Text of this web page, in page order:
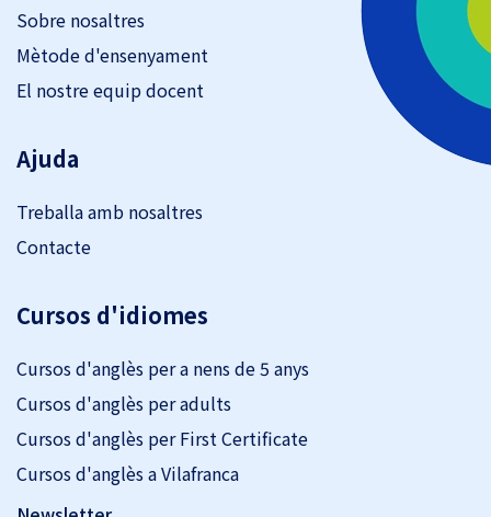
Sobre nosaltres
Mètode d'ensenyament
El nostre equip docent
Ajuda
Treballa amb nosaltres
Contacte
Cursos d'idiomes
Cursos d'anglès per a nens de 5 anys
Cursos d'anglès per adults
Cursos d'anglès per First Certificate
Cursos d'anglès a Vilafranca